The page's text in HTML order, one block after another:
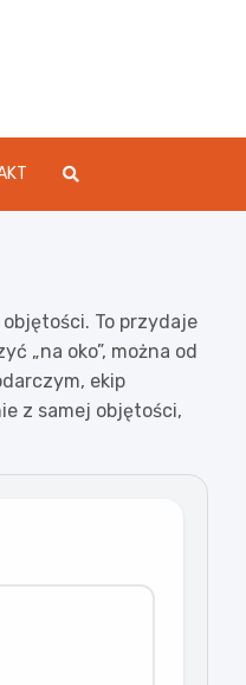
To przydaje
„na oko”, można od
ekip
z samej objętości,